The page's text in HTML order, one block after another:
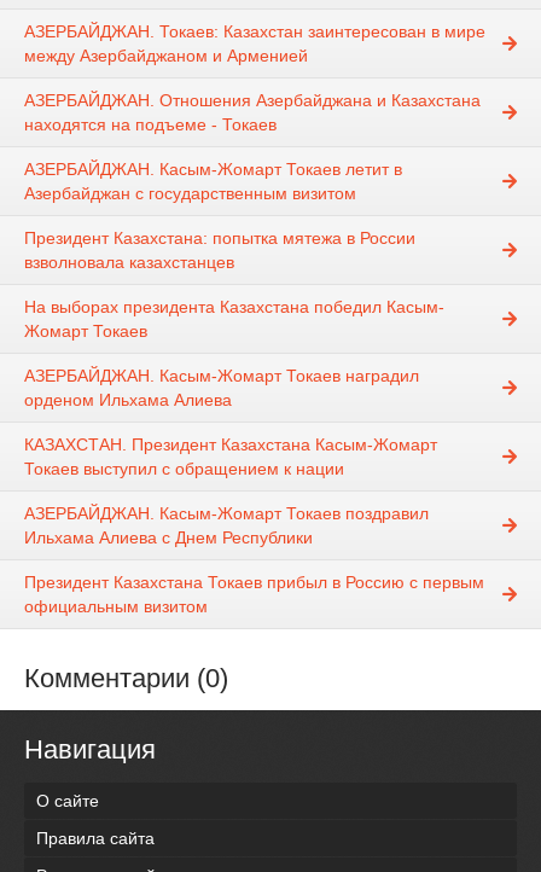
АЗЕРБАЙДЖАН. Токаев: Казахстан заинтересован в мире
между Азербайджаном и Арменией
АЗЕРБАЙДЖАН. Отношения Азербайджана и Казахстана
находятся на подъеме - Токаев
АЗЕРБАЙДЖАН. Касым-Жомарт Токаев летит в
Азербайджан с государственным визитом
Президент Казахстана: попытка мятежа в России
взволновала казахстанцев
На выборах президента Казахстана победил Касым-
Жомарт Токаев
АЗЕРБАЙДЖАН. Касым-Жомарт Токаев наградил
орденом Ильхама Алиева
КАЗАХСТАН. Президент Казахстана Касым-Жомарт
Токаев выступил с обращением к нации
АЗЕРБАЙДЖАН. Касым-Жомарт Токаев поздравил
Ильхама Алиева с Днем Республики
Президент Казахстана Токаев прибыл в Россию с первым
официальным визитом
Комментарии (0)
Навигация
О сайте
Правила сайта